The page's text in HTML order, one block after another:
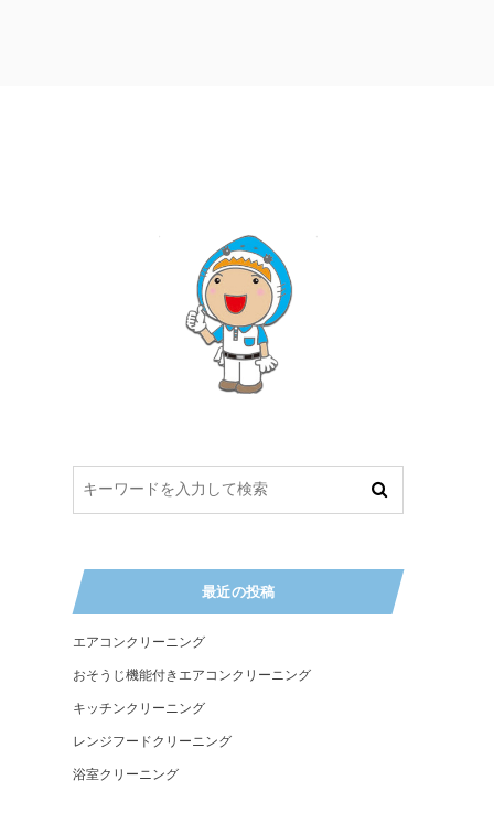
最近の投稿
エアコンクリーニング
おそうじ機能付きエアコンクリーニング
キッチンクリーニング
レンジフードクリーニング
浴室クリーニング